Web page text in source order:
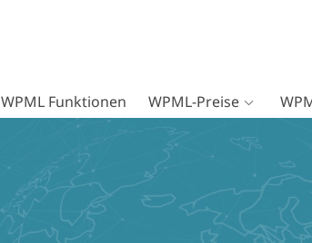
WPML Funktionen WPML-Preise